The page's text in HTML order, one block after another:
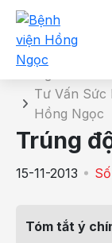
Chi tiết bài
Tư Vấn Sức
Hồng Ngọc
Trúng
15-11-2013
Tóm tắt ý